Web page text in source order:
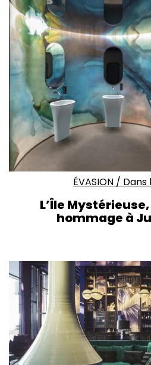
ÉVASION / Dans
L’Île
hommage à